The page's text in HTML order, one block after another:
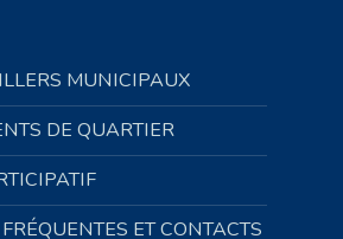
MUNICIPAUX
DE QUARTIER
ET CONTACTS